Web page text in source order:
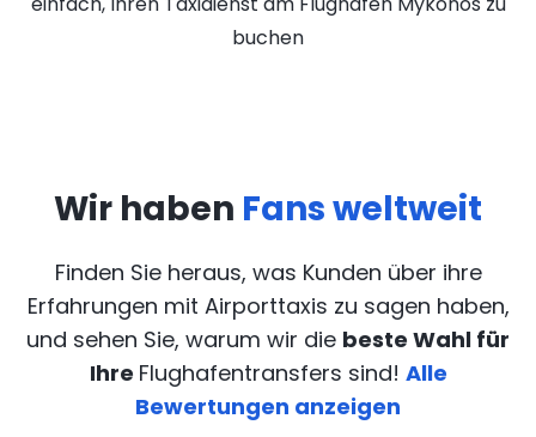
buchen
Wir haben Fans weltweit
Finden Sie heraus, was Kunden über ihre
Erfahrungen mit Airporttaxis zu sagen haben,
und sehen Sie, warum wir die beste Wahl für
Ihre Flughafentransfers sind! Alle
Bewertungen anzeigen